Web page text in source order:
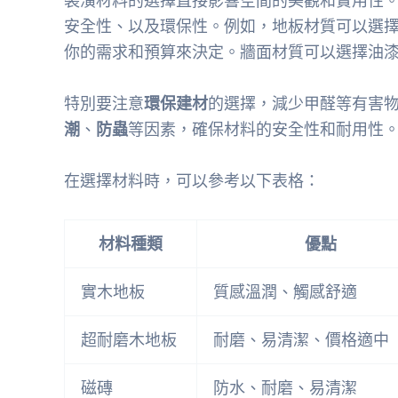
安全性、以及環保性。例如，地板材質可以選
你的需求和預算來決定。牆面材質可以選擇油
特別要注意環保建材的選擇，減少甲醛等有害
潮 、 防蟲等因素，確保材料的安全性和耐用性
在選擇材料時，可以參考以下表格：
材料種類 優點
實木地板 質感溫潤、觸感舒適
超耐磨木地板 耐磨、易清潔、價格適中
磁磚 防水、耐磨、易清潔